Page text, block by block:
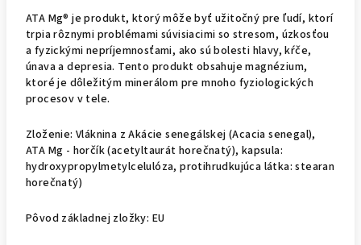
ATA Mg® je produkt, ktorý môže byť užitočný pre ľudí, ktorí
trpia rôznymi problémami súvisiacimi so stresom, úzkosťou
a fyzickými nepríjemnosťami, ako sú bolesti hlavy, kŕče,
únava a depresia. Tento produkt obsahuje magnézium,
ktoré je dôležitým minerálom pre mnoho fyziologických
procesov v tele.
Zloženie: Vláknina z Akácie senegálskej (Acacia senegal),
ATA Mg - horčík (acetyltaurát horečnatý), kapsula:
hydroxypropylmetylcelulóza, protihrudkujúca látka: stearan
horečnatý)
Pôvod základnej zložky: EU